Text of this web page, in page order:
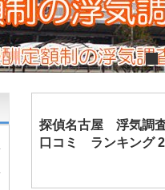
探偵名古屋
浮気調
口コミ ランキング